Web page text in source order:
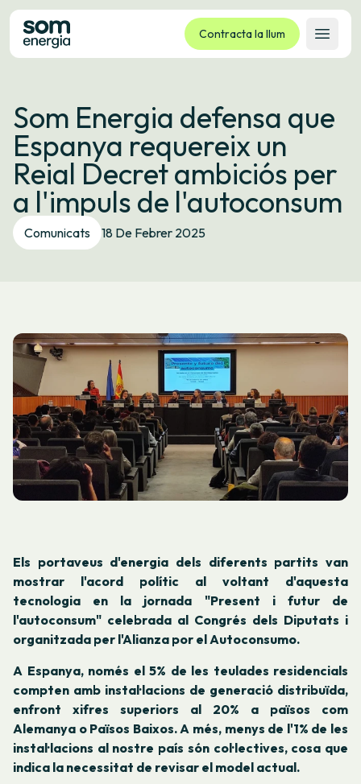
Contracta la llum
Obrir
Tarifes
Serveis
Empreses
La cooperativa
Contacte
Tràmits
Som Energia defensa que
Espanya requereix un
Reial Decret ambiciós per
a l'impuls de l'autoconsum
Comunicats 18 De Febrer 2025
Els portaveus d'energia dels diferents partits van
mostrar l'acord polític al voltant d'aquesta
tecnologia en la jornada "Present i futur de
l'autoconsum" celebrada al Congrés dels Diputats i
organitzada per l'Alianza por el Autoconsumo.
A Espanya, només el 5% de les teulades residencials
compten amb instal·lacions de generació distribuïda,
enfront xifres superiors al 20% a països com
Alemanya o Països Baixos. A més, menys de l'1% de les
instal·lacions al nostre país són col·lectives, cosa que
indica la necessitat de revisar el model actual.